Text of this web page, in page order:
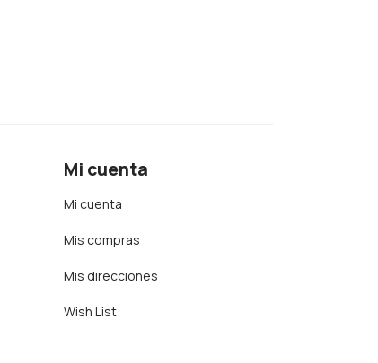
Mi cuenta
Mi cuenta
Mis compras
Mis direcciones
Wish List